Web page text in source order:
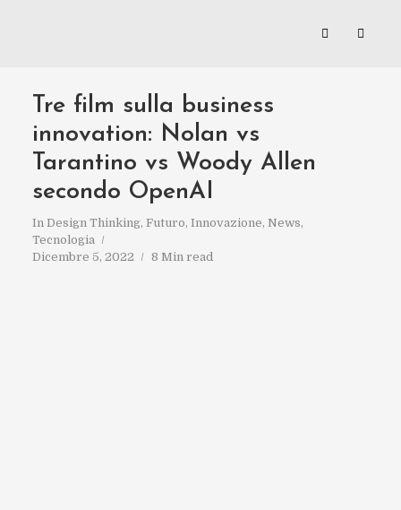
Tre film sulla business
innovation: Nolan vs
Tarantino vs Woody Allen
secondo OpenAI
In Design Thinking, Futuro, Innovazione, News,
Tecnologia
Dicembre 5, 2022
8 Min read